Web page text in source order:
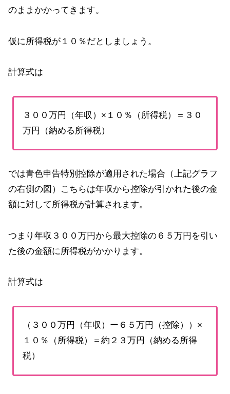
のままかかってきます。
仮に所得税が１０％だとしましょう。
計算式は
３００万円（年収）×１０％（所得税）＝３０
万円（納める所得税）
では青色申告特別控除が適用された場合（上記グラフ
の右側の図）こちらは年収から控除が引かれた後の金
額に対して所得税が計算されます。
つまり年収３００万円から最大控除の６５万円を引い
た後の金額に所得税がかかります。
計算式は
（３００万円（年収）ー６５万円（控除））×
１０％（所得税）＝約２３万円（納める所得
税）